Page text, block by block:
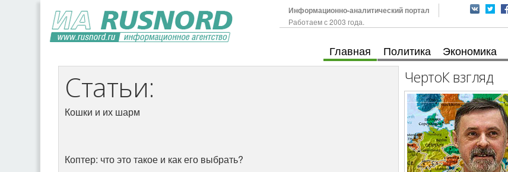
Информационно-аналитический портал
Работаем с 2003 года.
Главная Политика Экономика
Статьи:
Кошки и их шарм
Коптер: что это такое и как его выбрать?
ЧертоК взгляд